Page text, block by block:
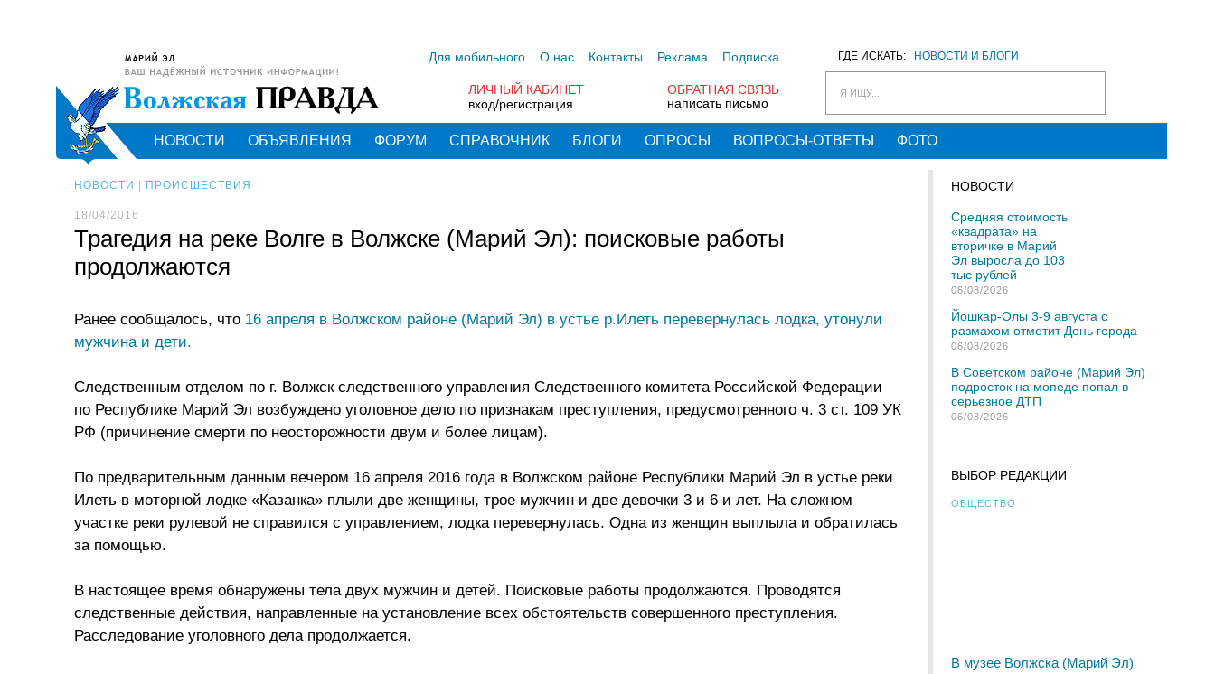
ГДЕ ИСКАТЬ: НОВОСТИ И БЛОГИ
Я ИЩУ...
Для мобильного О нас Контакты Реклама Подписка
ОБРАТНАЯ СВЯЗЬ
написать письмо
ЛИЧНЫЙ КАБИНЕТ
вход/регистрация
НОВОСТИ ОБЪЯВЛЕНИЯ ФОРУМ СПРАВОЧНИК БЛОГИ ОПРОСЫ ВОПРОСЫ-ОТВЕТЫ ФОТО
НОВОСТИ ПРОИСШЕСТВИЯ
18/04/2016
Трагедия на реке Волге в Волжске (Марий Эл): поисковые работы
продолжаются
Ранее сообщалось, что 16 апреля в Волжском районе (Марий Эл) в устье р.Илеть перевернулась лодка, утонули
мужчина и дети.
Следственным отделом по г. Волжск следственного управления Следственного комитета Российской Федерации
по Республике Марий Эл возбуждено уголовное дело по признакам преступления, предусмотренного ч. 3 ст. 109 УК
РФ (причинение смерти по неосторожности двум и более лицам).
По предварительным данным вечером 16 апреля 2016 года в Волжском районе Республики Марий Эл в устье реки
Илеть в моторной лодке «Казанка» плыли две женщины, трое мужчин и две девочки 3 и 6 и лет. На сложном
участке реки рулевой не справился с управлением, лодка перевернулась. Одна из женщин выплыла и обратилась
за помощью.
В настоящее время обнаружены тела двух мужчин и детей. Поисковые работы продолжаются. Проводятся
следственные действия, направленные на установление всех обстоятельств совершенного преступления.
Расследование уголовного дела продолжается.
НОВОСТИ
Средняя стоимость
«квадрата» на
вторичке в Марий
Эл выросла до 103
тыс рублей
06/08/2026
Йошкар-Олы 3-9 августа с
размахом отметит День города
06/08/2026
В Советском районе (Марий Эл)
подросток на мопеде попал в
серьезное ДТП
06/08/2026
ВЫБОР РЕДАКЦИИ
ОБЩЕСТВО
В музее Волжска (Марий Эл)